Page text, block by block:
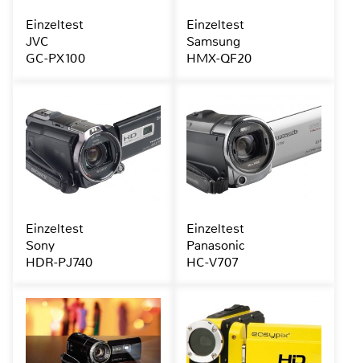
Einzeltest
JVC
GC-PX100
Einzeltest
Samsung
HMX-QF20
Einzeltest
Sony
HDR-PJ740
Einzeltest
Panasonic
HC-V707